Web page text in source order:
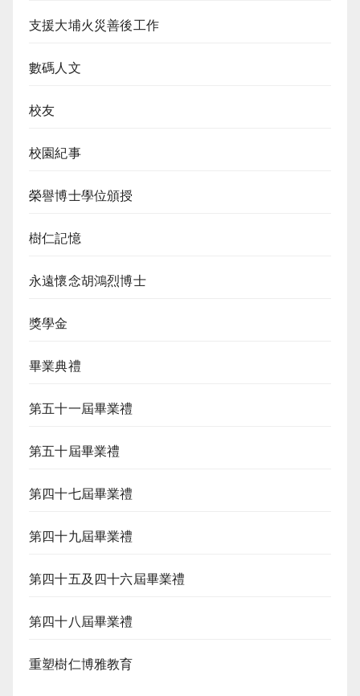
支援大埔火災善後工作
數碼人文
校友
校園紀事
榮譽博士學位頒授
樹仁記憶
永遠懷念胡鴻烈博士
獎學金
畢業典禮
第五十一屆畢業禮
第五十屆畢業禮
第四十七屆畢業禮
第四十九屆畢業禮
第四十五及四十六屆畢業禮
第四十八屆畢業禮
重塑樹仁博雅教育